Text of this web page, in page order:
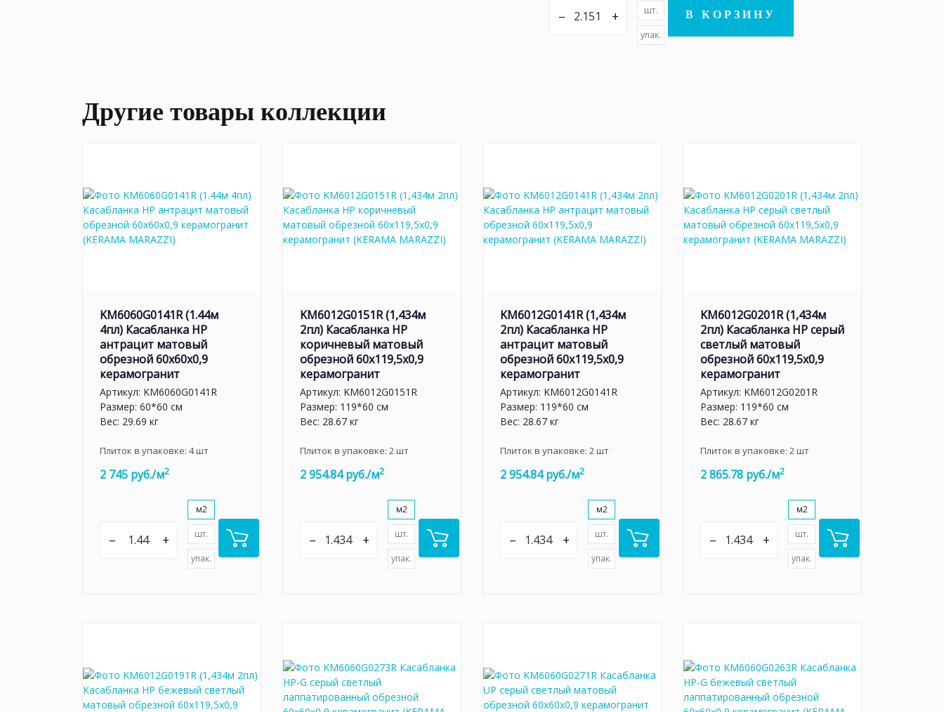
– + шт.
упак.
В КОРЗИНУ
Другие товары коллекции
KM6060G0141R (1.44м
4пл) Касабланка HP
антрацит матовый
обрезной 60x60x0,9
керамогранит
Артикул: KM6060G0141R
Размер: 60*60 см
Вес: 29.69 кг
Плиток в упаковке: 4шт
2 745 руб./м2
– +
м2
шт.
упак.
KM6012G0151R (1,434м
2пл) Касабланка HP
коричневый матовый
обрезной 60x119,5x0,9
керамогранит
Артикул: KM6012G0151R
Размер: 119*60 см
Вес: 28.67 кг
Плиток в упаковке: 2 шт
2 954.84 руб./м2
– +
м2
шт.
упак.
KM6012G0141R (1,434м
2пл) Касабланка HP
антрацит матовый
обрезной 60x119,5x0,9
керамогранит
Артикул: KM6012G0141R
Размер: 119*60 см
Вес: 28.67 кг
Плиток в упаковке: 2 шт
2 954.84 руб./м2
– +
м2
шт.
упак.
KM6012G0201R (1,434м
2пл) Касабланка HP серый
светлый матовый
обрезной 60x119,5x0,9
керамогранит
Артикул: KM6012G0201R
Размер: 119*60 см
Вес: 28.67 кг
Плиток в упаковке: 2 шт
2 865.78 руб./м2
– +
м2
шт.
упак.